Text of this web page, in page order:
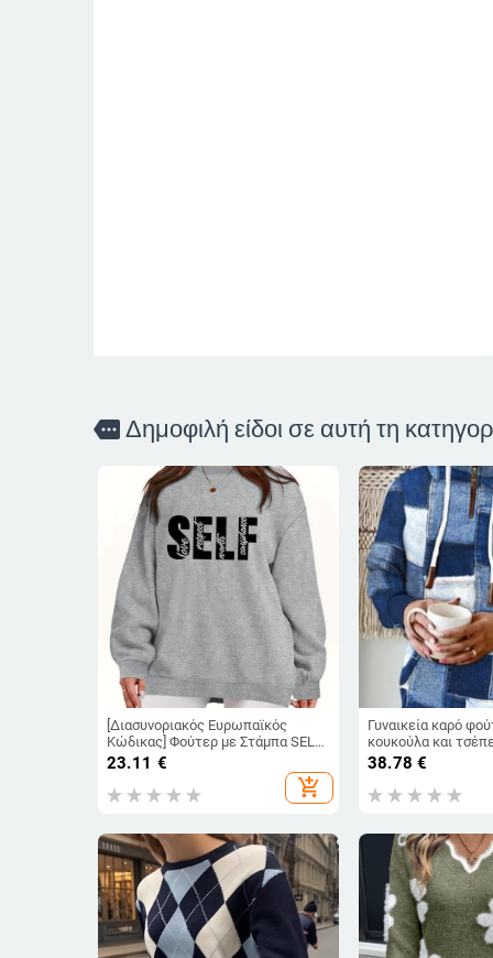
more Δημοφιλή είδοι σε αυτή τη
[Διασυνοριακός Ευρωπαϊκός
Κώδικας] Φούτερ με Στάμπα SELF,
Φούτερ με Μακρυμάνικο και
Στριφτό Ντεκολτέ, Φθινόπωρο και
Χειμώνας
23.11 €
add_shopping_cart
Γυναικεία καρό
κουκούλα και
πολυεστέρας,
38.78 €